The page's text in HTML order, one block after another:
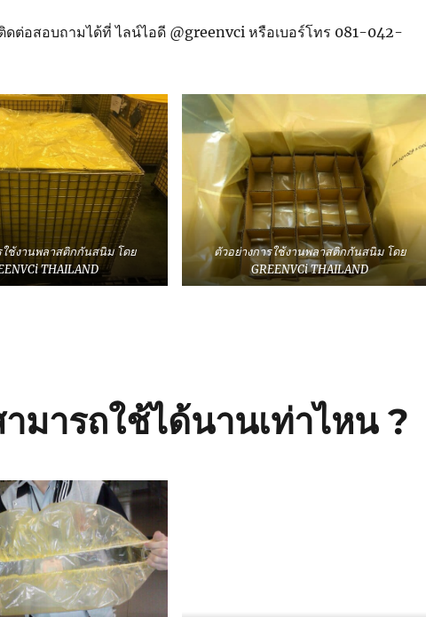
ดต่อสอบถามได้ที่ ไลน์ไอดี @greenvci หรือเบอร์โทร 081-042-
ใช้งานพลาสติกกันสนิม โดย
THAILAND
ตัวอย่างการใช้งานพลาสติกกันสนิม โดย
GREENVCi THAILAND
มารถใช้ได้นานเท่าไหน ?